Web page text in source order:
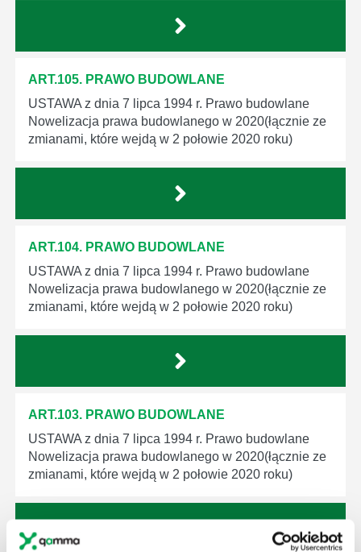
ART.105. PRAWO BUDOWLANE
USTAWA z dnia 7 lipca 1994 r. Prawo budowlane
Nowelizacja prawa budowlanego w 2020(łącznie ze
zmianami, które wejdą w 2 połowie 2020 roku)
ART.104. PRAWO BUDOWLANE
USTAWA z dnia 7 lipca 1994 r. Prawo budowlane
Nowelizacja prawa budowlanego w 2020(łącznie ze
zmianami, które wejdą w 2 połowie 2020 roku)
ART.103. PRAWO BUDOWLANE
USTAWA z dnia 7 lipca 1994 r. Prawo budowlane
Nowelizacja prawa budowlanego w 2020(łącznie ze
zmianami, które wejdą w 2 połowie 2020 roku)